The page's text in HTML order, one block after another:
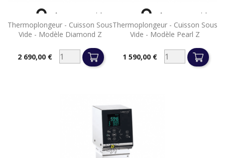
Thermoplongeur - Cuisson Sous
Vide - Modèle Diamond Z
Prix2 690,00 €
 Aperçu rapide
Thermoplongeur - Cuisson Sous
Vide - Modèle Pearl Z
Prix1 590,00 €
 Aperçu rapide